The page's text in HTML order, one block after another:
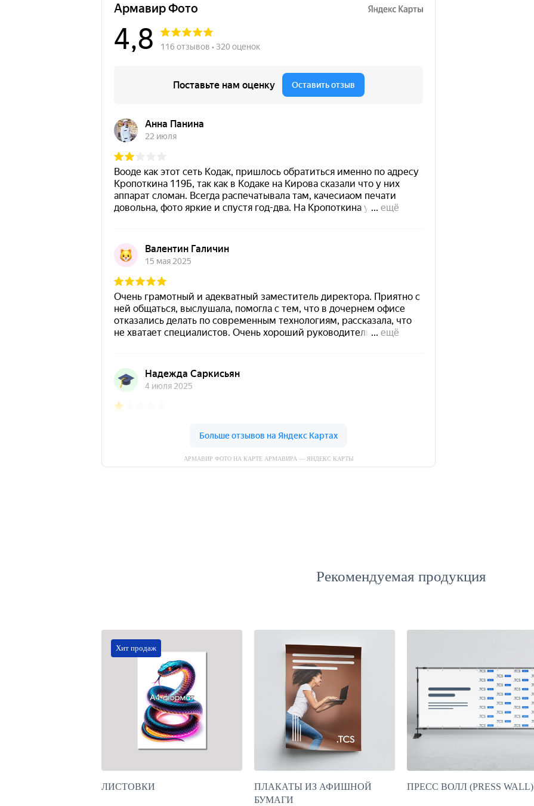
АРМАВИР ФОТО НА КАРТЕ АРМАВИРА — ЯНДЕКС КАРТЫ
Рекомендуемая продукция
Хит продаж
ЛИСТОВКИ
ПЛАКАТЫ ИЗ АФИШНОЙ
БУМАГИ
ПРЕСС ВОЛЛ (PRESS WALL)